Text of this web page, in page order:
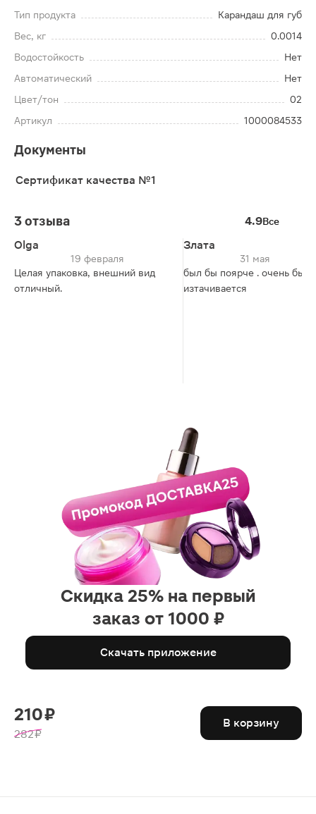
Тип продукта
Карандаш для губ
Вес, кг
0.0014
Водостойкость
Нет
Автоматический
Нет
Цвет/тон
02
Артикул
1000084533
Документы
Сертификат качества №1
3 отзыва 4.9Все
Olga
19 февраля
Целая упаковка, внешний вид
отличный.
Злата
31 мая
был бы поярче . очень
изтачивается
Скидка 25% на первый
заказ от 1000 ₽
Скачать приложение
210 ₽
282 ₽
В корзину